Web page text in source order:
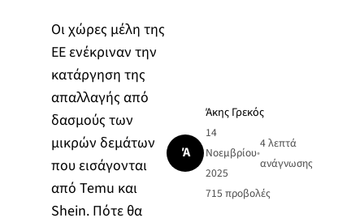
Οι χώρες μέλη της
ΕΕ ενέκριναν την
κατάργηση της
απαλλαγής από
δασμούς των
μικρών δεμάτων
που εισάγονται
από Temu και
Shein. Πότε θα
Ά
Άκης Γρεκός
14
Νοεμβρίου
2025
•
4 λεπτά
ανάγνωσης
715 προβολές